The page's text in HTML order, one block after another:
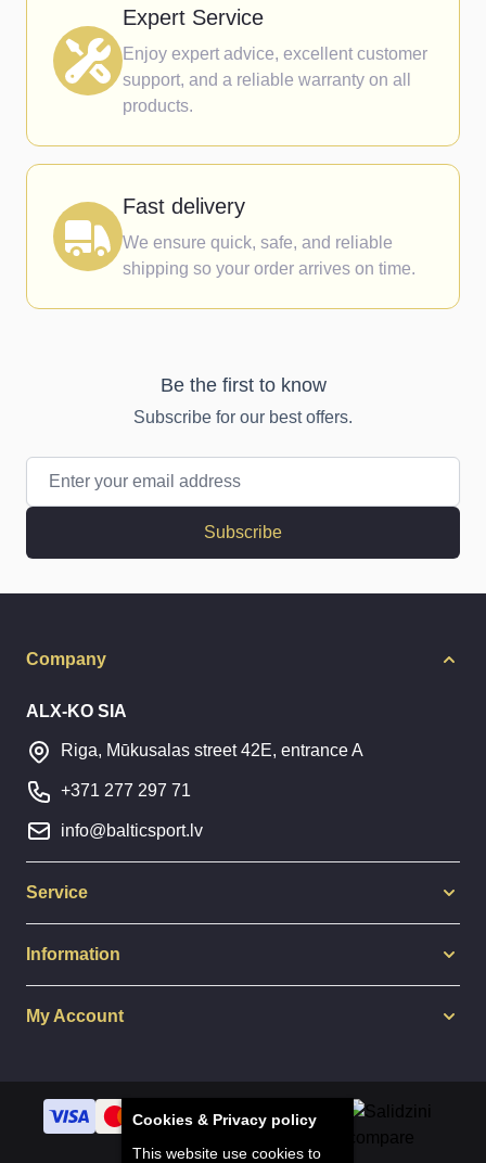
Expert Service
Enjoy expert advice, excellent customer
support, and a reliable warranty on all
products.
Fast delivery
We ensure quick, safe, and reliable
shipping so your order arrives on time.
Be the first to know
Subscribe for our best offers.
Subscribe
Company
ALX-KO SIA
Riga, Mūkusalas street 42E, entrance A
+371 277 297 71
info@balticsport.lv
Service
Information
My Account
Cookies & Privacy policy
This website use cookies to